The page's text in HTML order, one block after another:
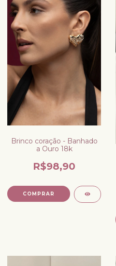
Brinco coração - Banhado
a Ouro 18k
R$98,90